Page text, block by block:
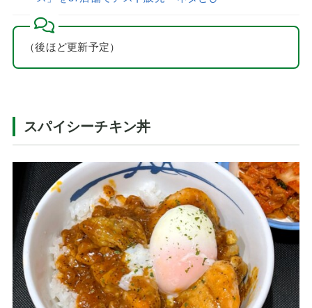
（後ほど更新予定）
スパイシーチキン丼